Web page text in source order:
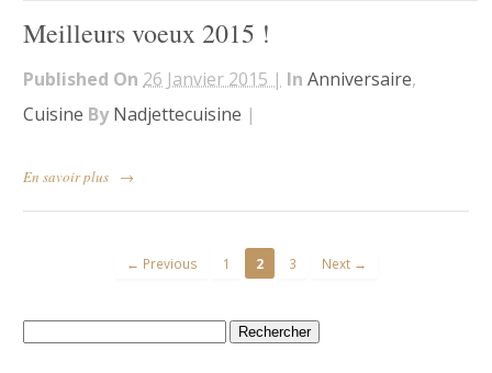
Meilleurs voeux 2015 !
Published On 26 Janvier 2015 | In Anniversaire,
Cuisine By Nadjettecuisine |
En savoir plus →
← Previous 1 2 3 Next →